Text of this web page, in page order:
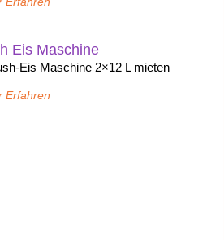
Eis Maschine
Eis Maschine 2×12 L mieten –
Erfahren